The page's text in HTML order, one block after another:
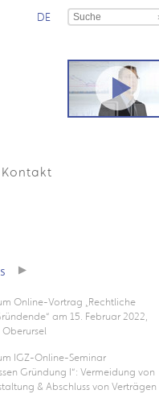
DE
Kontakt
Online-Vortrag „Rechtliche
am 15. Februar 2022,
IGZ-Online-Seminar
Gründung I“: Vermeidung von
& Abschluss von Verträgen